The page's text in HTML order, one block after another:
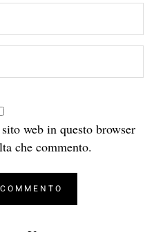
web in questo browser
che commento.